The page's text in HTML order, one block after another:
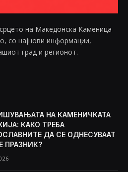
на Македонска Каменица
со најнови информации,
град и регионот.
НА КАМЕНИЧКАТА
КАКО ТРЕБА
ДА СЕ ОДНЕСУВААТ
ПРАЗНИК?